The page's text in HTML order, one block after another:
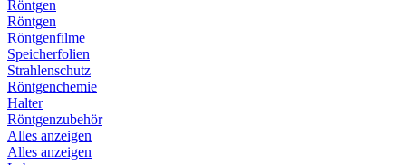
Röntgen
Röntgen
Röntgenfilme
Speicherfolien
Strahlenschutz
Röntgenchemie
Halter
Röntgenzubehör
Alles anzeigen
Alles anzeigen